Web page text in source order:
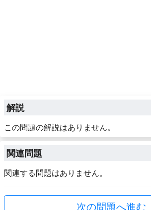
解説
この問題の解説はありません。
関連問題
関連する問題はありません。
次の問題へ進む